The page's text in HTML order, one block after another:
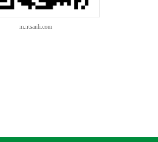
m.ntsanli.com